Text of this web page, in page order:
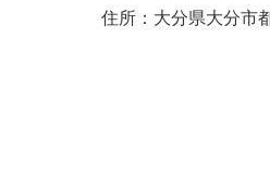
住所：大分県大分市